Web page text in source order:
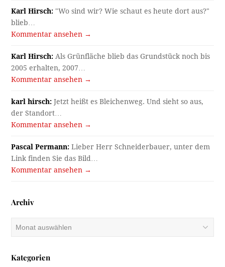
Karl Hirsch: "Wo sind wir? Wie schaut es heute dort aus?"
blieb…
Kommentar ansehen →
Karl Hirsch: Als Grünfläche blieb das Grundstück noch bis
2005 erhalten, 2007…
Kommentar ansehen →
karl hirsch: Jetzt heißt es Bleichenweg. Und sieht so aus,
der Standort…
Kommentar ansehen →
Pascal Permann: Lieber Herr Schneiderbauer, unter dem
Link finden Sie das Bild…
Kommentar ansehen →
Archiv
Kategorien